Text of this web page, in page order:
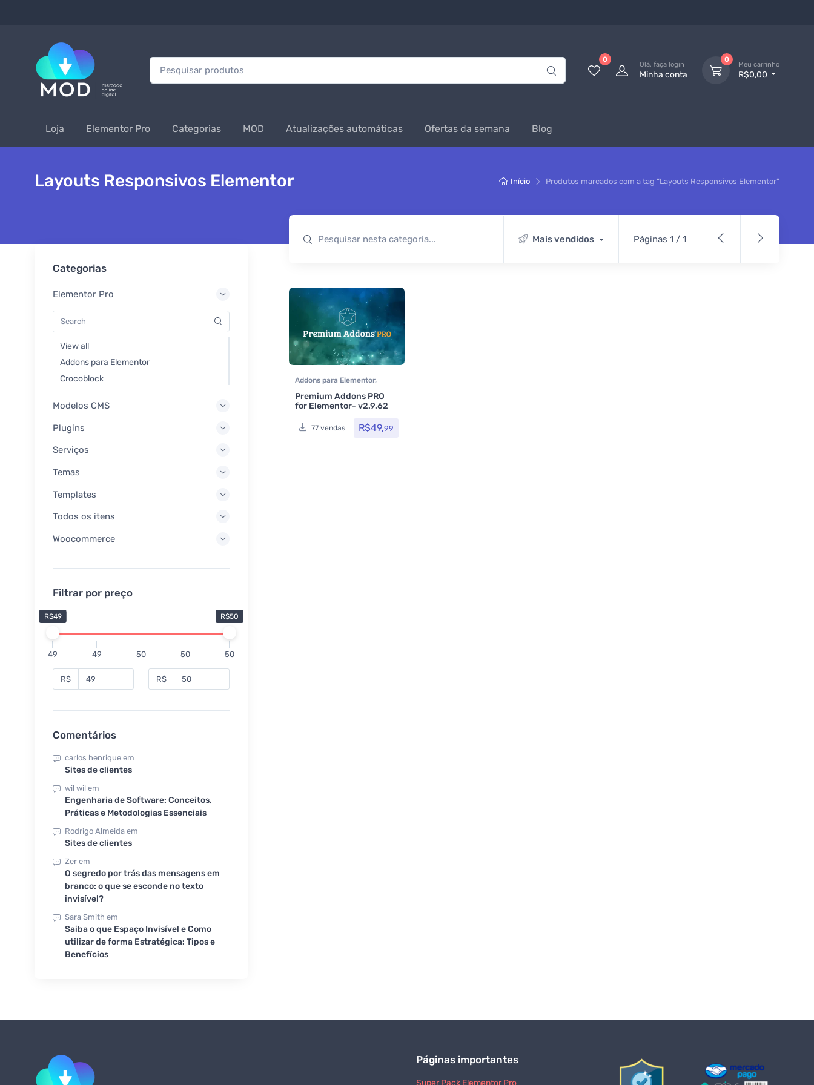
Procurar: 0
Olá, faça login
Minha conta
0
Meu carrinho
R$0,00
Loja Elementor Pro Categorias MOD Atualizações automáticas Ofertas da semana Blog
Início Produtos marcados com a tag “Layouts Responsivos Elementor”
Layouts Responsivos Elementor
Mais vendidos Páginas 1 / 1
Addons para Elementor,
Assinatura
Plugins
Premium Addons PRO
for Elementor- v2.9.62
77 vendas R$49,99
Categorias
Elementor Pro
View all
Addons para Elementor
Crocoblock
Modelos CMS
Plugins
Serviços
Temas
Templates
Todos os itens
Woocommerce
Filtrar por preço
R$49 R$50
49 49 50 50 50
R$ R$
Comentários
carlos henrique em
Sites de clientes
wil wil em
Engenharia de Software: Conceitos,
Práticas e Metodologias Essenciais
Rodrigo Almeida em
Sites de clientes
Zer em
O segredo por trás das mensagens em
branco: o que se esconde no texto
invisível?
Sara Smith em
Saiba o que Espaço Invisível e Como
utilizar de forma Estratégica: Tipos e
Benefícios
Páginas importantes
Super Pack Elementor Pro